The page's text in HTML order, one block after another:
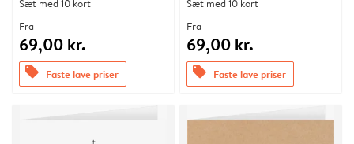
Sæt med 10 kort
Fra
69,00 kr.
offers Faste lave priser
Sæt med 10 kort
Fra
69,00 kr.
offers Faste lave priser